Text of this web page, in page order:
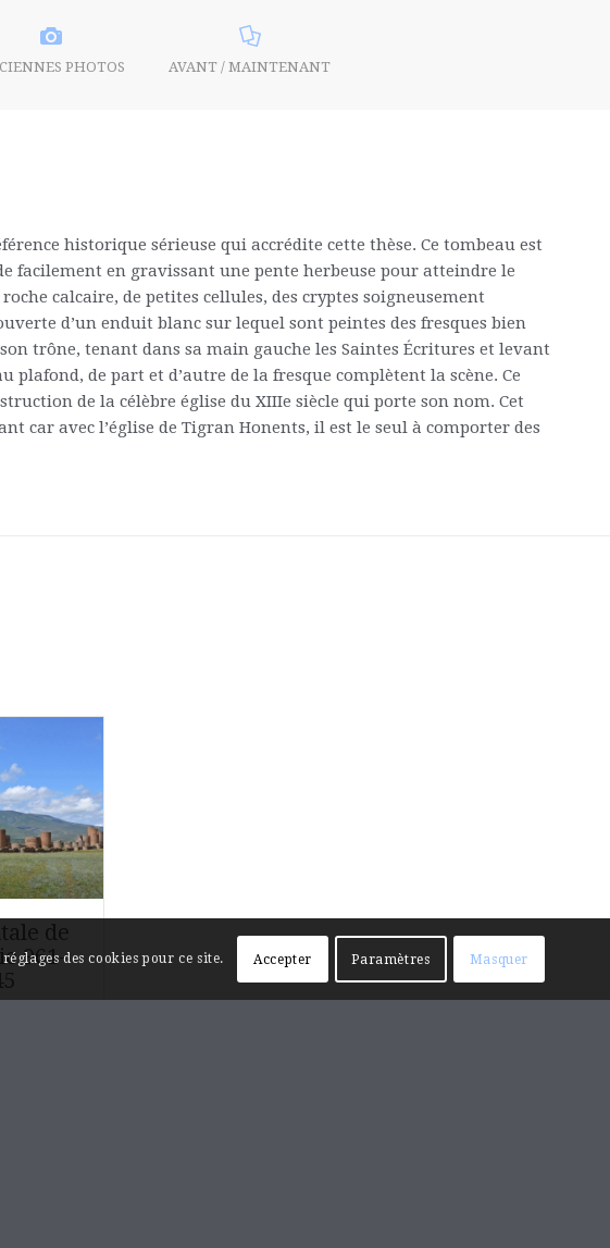
PHOTOS AVANT / MAINTENANT
historique sérieuse qui accrédite cette thèse. Ce tombeau est
facilement en gravissant une pente herbeuse pour atteindre le
calcaire, de petites cellules, des cryptes soigneusement
d’un enduit blanc sur lequel sont peintes des fresques bien
trône, tenant dans sa main gauche les Saintes Écritures et levant
de part et d’autre de la fresque complètent la scène. Ce
de la célèbre église du XIIIe siècle qui porte son nom. Cet
avec l’église de Tigran Honents, il est le seul à comporter des
de
961-des cookies pour ce site. Accepter Paramètres Masquer